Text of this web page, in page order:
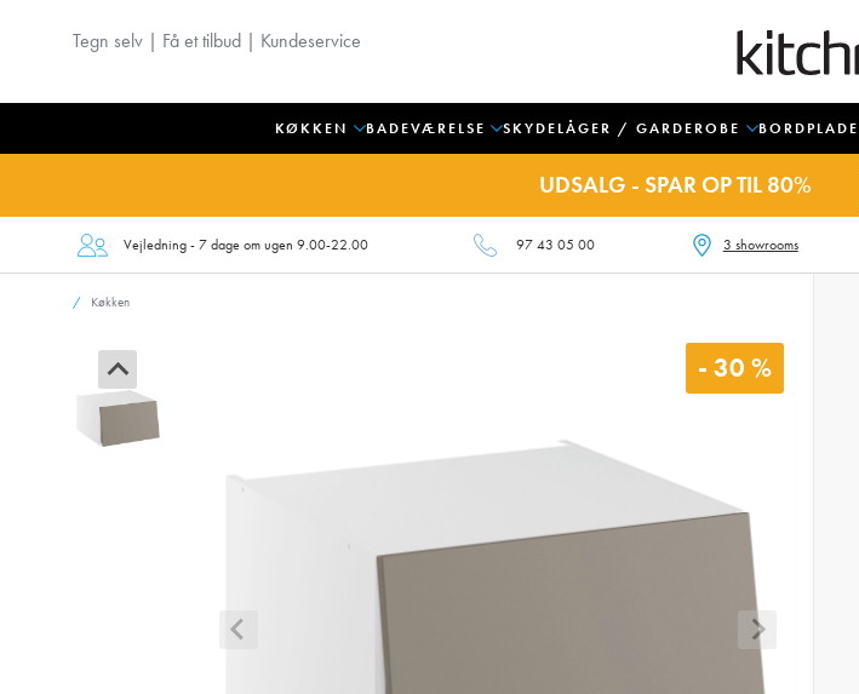
Tegn selv | Få et tilbud | Kundeservice
KØKKEN BADEVÆRELSE SKYDELÅGER / GARDEROBE
UDSALG - SPAR OP TIL 80%
Vejledning - 7 dage om ugen 9.00-22.00 97 43 05 00 3 showrooms
Køkken
- 30 %